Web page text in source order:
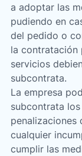
a adoptar las
pudiendo en
del pedido o
la contratación
servicios
subcontrata.
La empresa
subcontrata
penalizaciones
cualquier
cumplir las